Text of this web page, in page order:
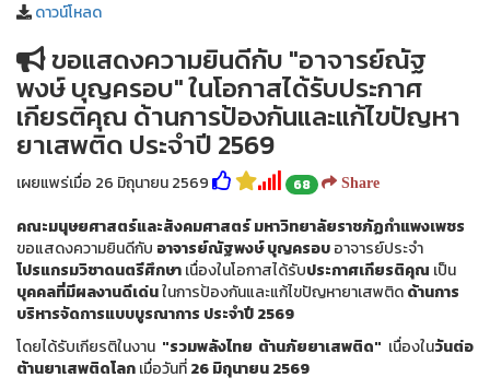
ดาวน์โหลด
ขอแสดงความยินดีกับ "อาจารย์ณัฐ
พงษ์ บุญครอบ" ในโอกาสได้รับประกาศ
เกียรติคุณ ด้านการป้องกันและแก้ไขปัญหา
ยาเสพติด ประจำปี 2569
เผยแพร่เมื่อ 26 มิถุนายน 2569 68 Share
คณะมนุษยศาสตร์และสังคมศาสตร์ มหาวิทยาลัยราชภัฏกำแพงเพชร
ขอแสดงความยินดีกับ อาจารย์ณัฐพงษ์ บุญครอบอาจารย์ประจำ
โปรแกรมวิชาดนตรีศึกษาเนื่องในโอกาสได้รับประกาศเกียรติคุณ เป็น
บุคคลที่มีผลงานดีเด่นในการป้องกันและแก้ไขปัญหายาเสพติดด้านการ
บริหารจัดการแบบบูรณาการ ประจำปี 2569
โดยได้รับเกียรติในงาน "รวมพลังไทย ต้านภัยยาเสพติด" เนื่องในวันต่อ
ต้านยาเสพติดโลกเมื่อวันที่26 มิถุนายน 2569